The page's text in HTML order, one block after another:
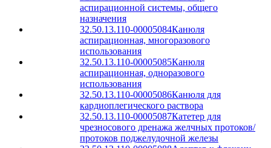
аспирационной системы, общего
назначения
32.50.13.110-00005084Канюля
аспирационная, многоразового
использования
32.50.13.110-00005085Канюля
аспирационная, одноразового
использования
32.50.13.110-00005086Канюля для
кардиоплегического раствора
32.50.13.110-00005087Катетер для
чрезносового дренажа желчных протоков/
протоков поджелудочной железы